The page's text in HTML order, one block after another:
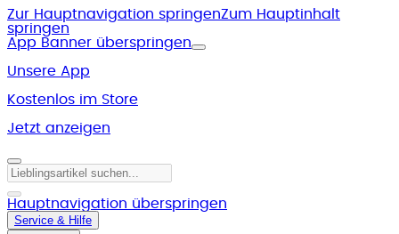
Zur Hauptnavigation springenZum Hauptinhalt
springen
App Banner überspringen
Unsere App
Kostenlos im Store
Jetzt anzeigen
Hauptnavigation überspringen
Service & Hilfe